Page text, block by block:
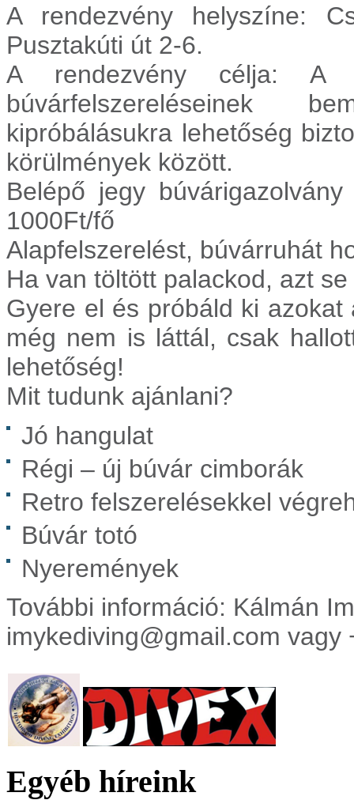
A rendezvény helyszíne:
Pusztakúti út 2-6.
A rendezvény célja:
búvárfelszereléseinek
kipróbálásukra lehetőség
körülmények között.
Belépő jegy
1000Ft/fő
Alapfelszerelést, búvárruhát
Ha van töltött palackod, azt
Gyere el és próbáld ki
még nem is láttál, csak
lehetőség!
Mit tudunk ajánlani?
Jó hangulat
Régi – új búvár cimborák
Retro felszerelésekkel
Búvár totó
Nyeremények
További információ: Kálmán
imykediving@gmail.com
Egyéb híreink